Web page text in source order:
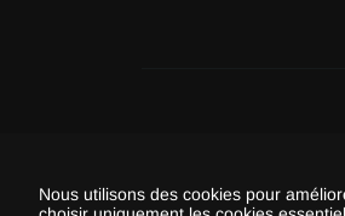
Nous utilisons des cookies pour